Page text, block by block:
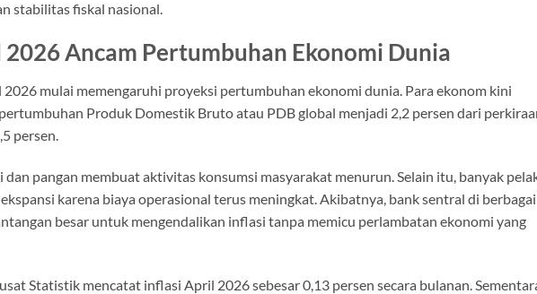
stabilitas fiskal nasional.
Ancam Pertumbuhan Ekonomi Dunia
mulai memengaruhi proyeksi pertumbuhan ekonomi dunia. Para ekonom kini
Produk Domestik Bruto atau PDB global menjadi 2,2 persen dari
persen.
dan pangan membuat aktivitas konsumsi masyarakat menurun. Selain itu, banyak
karena biaya operasional terus meningkat. Akibatnya, bank sentral di berbagai
besar untuk mengendalikan inflasi tanpa memicu perlambatan ekonomi yang
Statistik mencatat inflasi April 2026 sebesar 0,13 persen secara bulanan.